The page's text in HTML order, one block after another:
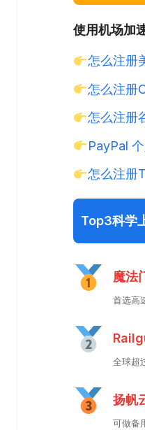
使用机场加
怎么注册
怎么注册
怎么注册
PayPal
怎么注册
Top3科学
魔法
首选高
全球超
扬帆
可做备